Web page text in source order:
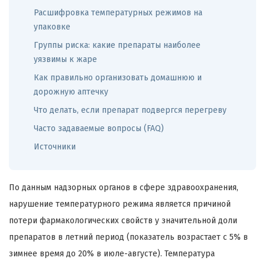
Расшифровка температурных режимов на
упаковке
Группы риска: какие препараты наиболее
уязвимы к жаре
Как правильно организовать домашнюю и
дорожную аптечку
Что делать, если препарат подвергся перегреву
Часто задаваемые вопросы (FAQ)
Источники
По данным надзорных органов в сфере здравоохранения,
нарушение температурного режима является причиной
потери фармакологических свойств у значительной доли
препаратов в летний период (показатель возрастает с 5% в
зимнее время до 20% в июле-августе). Температура